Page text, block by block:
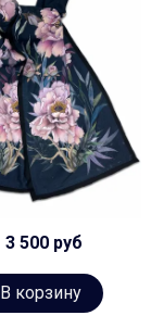
3 500 руб
В корзину